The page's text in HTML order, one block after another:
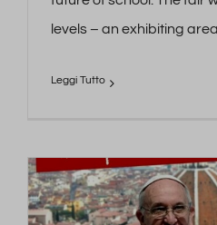
levels – an exhibiting